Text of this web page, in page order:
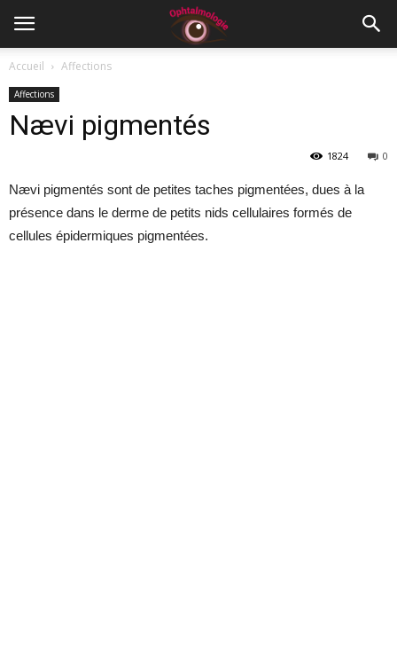
Accueil Affections
Affections
Nævi pigmentés
0
1824
Nævi pigmentés sont de petites taches pigmentées, dues à la
présence dans le derme de petits nids cellulaires formés de
cellules épidermiques pigmentées.